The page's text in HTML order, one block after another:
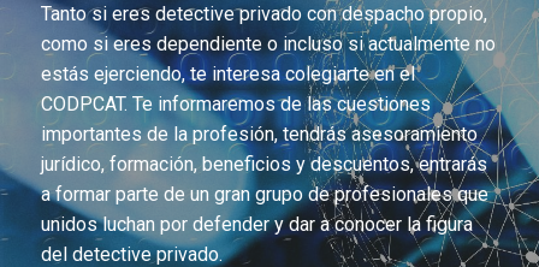
Tanto si eres detective privado con despacho propio,
como si eres dependiente o incluso si actualmente no
estás ejerciendo, te interesa colegiarte en el
CODPCAT. Te informaremos de las cuestiones
importantes de la profesión, tendrás asesoramiento
jurídico, formación, beneficios y descuentos, entrarás
a formar parte de un gran grupo de profesionales que
unidos luchan por defender y dar a conocer la figura
del detective privado.